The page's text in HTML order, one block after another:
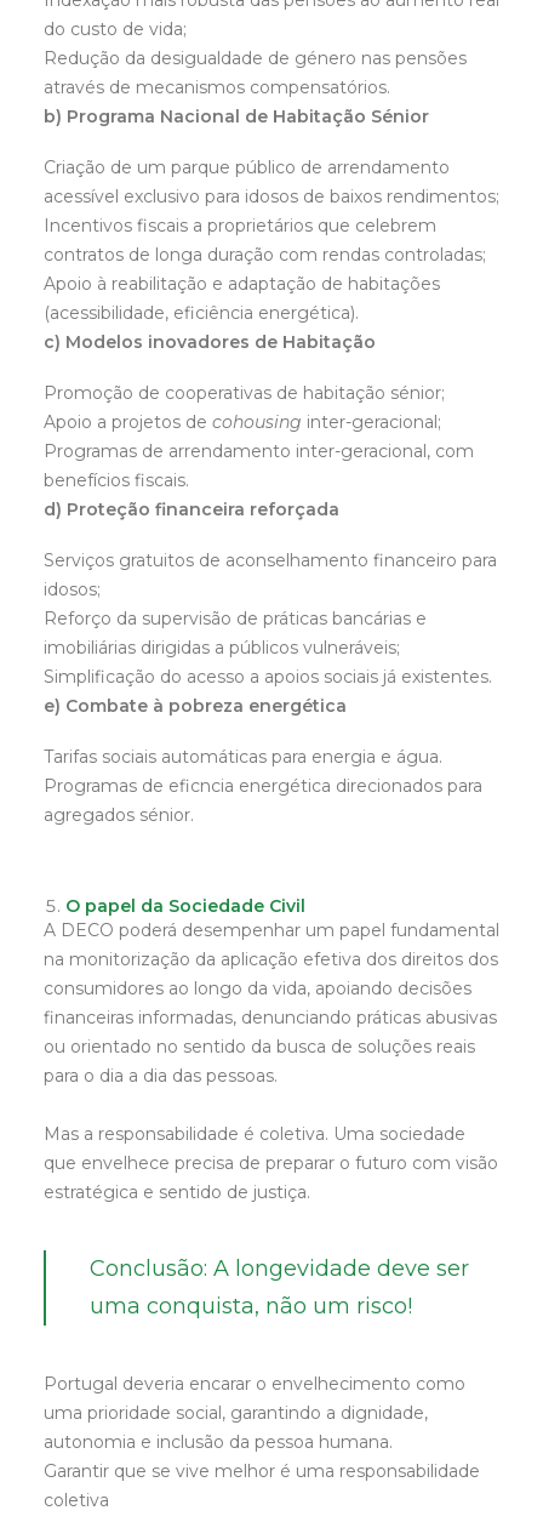
do custo de vida;
Redução da desigualdade de género nas pensões
através de mecanismos compensatórios.
b) Programa Nacional de Habitação Sénior
Criação de um parque público de arrendamento
acessível exclusivo para idosos de baixos rendimentos;
Incentivos fiscais a proprietários que celebrem
contratos de longa duração com rendas controladas;
Apoio à reabilitação e adaptação de habitações
(acessibilidade, eficiência energética).
c) Modelos inovadores de Habitação
Promoção de cooperativas de habitação sénior;
Apoio a projetos de cohousing inter-geracional;
Programas de arrendamento inter-geracional, com
benefícios fiscais.
d) Proteção financeira reforçada
Serviços gratuitos de aconselhamento financeiro para
idosos;
Reforço da supervisão de práticas bancárias e
imobiliárias dirigidas a públicos vulneráveis;
Simplificação do acesso a apoios sociais já existentes.
e) Combate à pobreza energética
Tarifas sociais automáticas para energia e água.
Programas de eficncia energética direcionados para
agregados sénior.
O papel da Sociedade Civil
A DECO poderá desempenhar um papel fundamental
na monitorização da aplicação efetiva dos direitos dos
consumidores ao longo da vida, apoiando decisões
financeiras informadas, denunciando práticas abusivas
ou orientado no sentido da busca de soluções reais
para o dia a dia das pessoas.
Mas a responsabilidade é coletiva. Uma sociedade
que envelhece precisa de preparar o futuro com visão
estratégica e sentido de justiça.
Conclusão: A longevidade deve ser
uma conquista, não um risco!
Portugal deveria encarar o envelhecimento como
uma prioridade social, garantindo a dignidade,
autonomia e inclusão da pessoa humana.
Garantir que se vive melhor é uma responsabilidade
coletiva